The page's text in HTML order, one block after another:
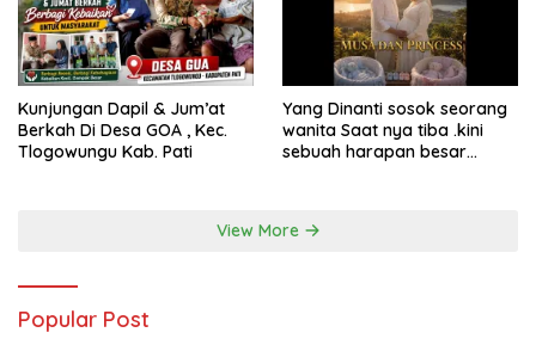
Kabupaten Pati ke-703. Salam sedulur Pati Selawase.
Facebook
Kunjungan Dapil & Jum’at
Berkah Di Desa GOA , Kec.
Tlogowungu Kab. Pati
Yang Dinanti sosok seorang
wanita Saat nya tiba .kini
sebuah harapan besar
buah hati yang berjudul
View More
Popular Post